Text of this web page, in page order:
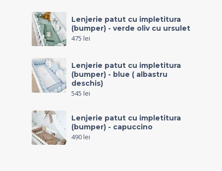
Lenjerie patut cu impletitura
(bumper) - verde oliv cu ursulet
475 lei
Lenjerie patut cu impletitura
(bumper) - blue ( albastru
deschis)
545 lei
Lenjerie patut cu impletitura
(bumper) - capuccino
490lei